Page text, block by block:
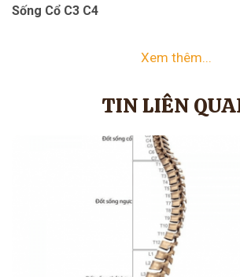
Sống Cổ C3 C4
Xem thêm...
TIN LIÊN